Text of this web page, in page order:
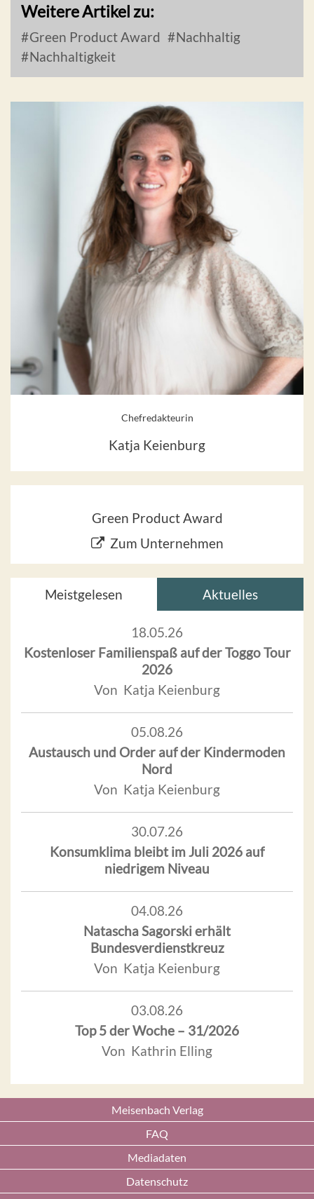
Weitere Artikel zu:
Green Product Award
Nachhaltig
Nachhaltigkeit
Chefredakteurin
Katja Keienburg
Green Product Award
Zum Unternehmen
Meistgelesen Aktuelles
18.05.26
Kostenloser Familienspaß auf der Toggo Tour
2026
Von Katja Keienburg
05.08.26
Austausch und Order auf der Kindermoden
Nord
Von Katja Keienburg
30.07.26
Konsumklima bleibt im Juli 2026 auf
niedrigem Niveau
04.08.26
Natascha Sagorski erhält
Bundesverdienstkreuz
Von Katja Keienburg
03.08.26
Top 5 der Woche – 31/2026
Von Kathrin Elling
Meisenbach Verlag
FAQ
Mediadaten
Datenschutz